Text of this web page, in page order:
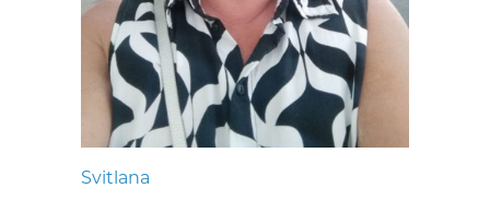
Svitlana